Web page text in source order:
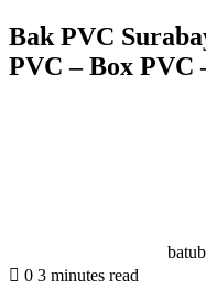
Bak PVC
PVC – Box PVC
0 3 minutes read